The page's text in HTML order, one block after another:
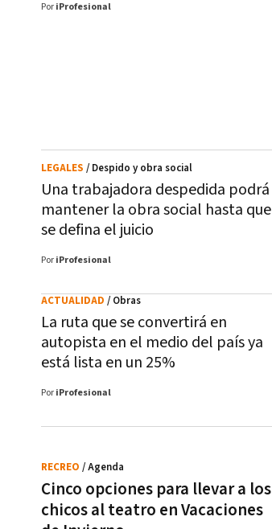
Por iProfesional
Una trabajadora despedida podrá
mantener la obra social hasta que
se defina el juicio
LEGALES / Despido y obra social
Por iProfesional
La ruta que se convertirá en
autopista en el medio del país ya
está lista en un 25%
ACTUALIDAD / Obras
Por iProfesional
Cinco opciones para llevar a los
chicos al teatro en Vacaciones
RECREO / Agenda